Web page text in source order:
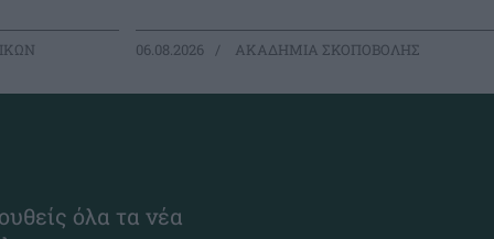
06.08.2026 ΑΚΑΔΗΜΙΑ ΣΚΟΠΟΒΟΛΗΣ
όλα τα νέα